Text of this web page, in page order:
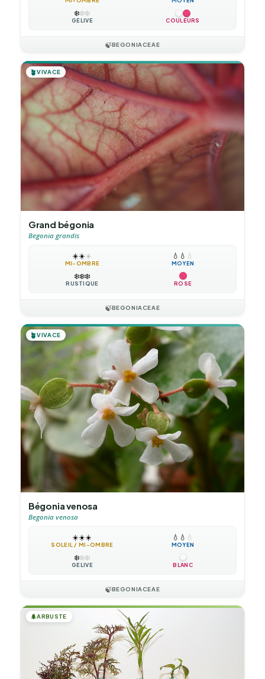
❄️❄️❄️
GÉLIVE COULEURS
🍃BEGONIACEAE
🪴VIVACE
Grand bégonia
Begonia grandis
☀️☀️☀️
MI-OMBRE
💧 💧 💧
MOYEN
❄️❄️❄️
RUSTIQUE ROSE
🍃BEGONIACEAE
🪴VIVACE
Bégonia venosa
Begonia venosa
☀️☀️☀️
SOLEIL / MI-OMBRE
💧 💧 💧
MOYEN
❄️❄️❄️
GÉLIVE BLANC
🍃BEGONIACEAE
🌲ARBUSTE